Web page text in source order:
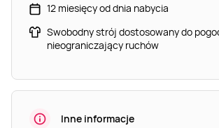
12 miesięcy od dnia nabycia
Swobodny strój dostosowany do
nieograniczający ruchów
Inne informacje